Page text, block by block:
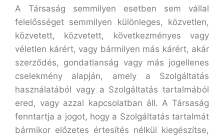
A Társaság semmilyen esetben sem vállal
felelősséget semmilyen különleges, közvetlen,
közvetett, közvetett, következményes vagy
véletlen kárért, vagy bármilyen más kárért, akár
szerződés, gondatlanság vagy más jogellenes
cselekmény alapján, amely a Szolgáltatás
használatából vagy a Szolgáltatás tartalmából
ered, vagy azzal kapcsolatban áll. A Társaság
fenntartja a jogot, hogy a Szolgáltatás tartalmát
bármikor előzetes értesítés nélkül kiegészítse,